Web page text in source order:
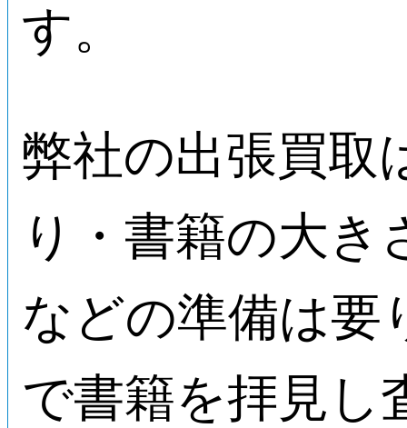
す。
弊社の出張買取
り・書籍の大き
などの準備は要
で書籍を拝見し